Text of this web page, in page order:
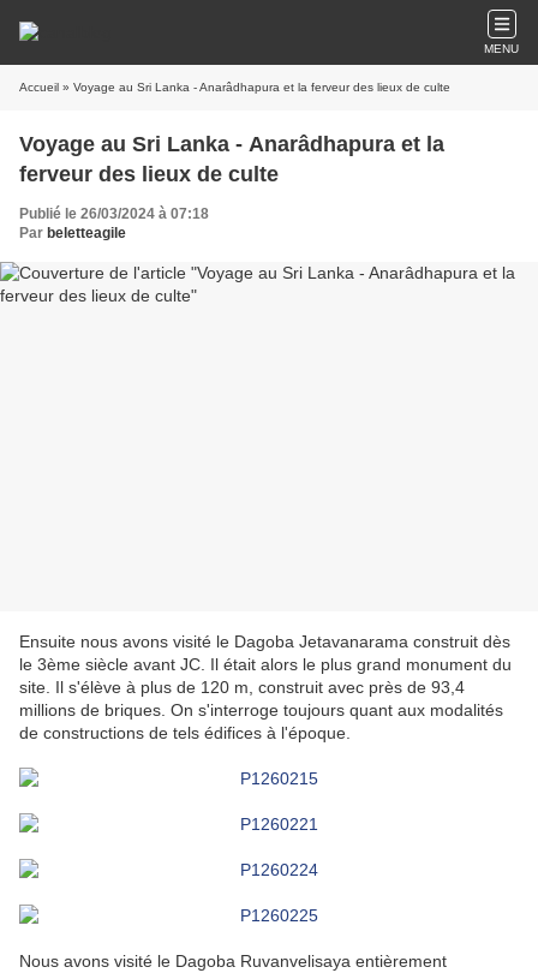
MENU
Accueil » Voyage au Sri Lanka - Anarâdhapura et la ferveur des lieux de culte
Voyage au Sri Lanka - Anarâdhapura et la
ferveur des lieux de culte
Publié le 26/03/2024 à 07:18
Par beletteagile
Ensuite nous avons visité le Dagoba Jetavanarama construit dès
le 3ème siècle avant JC. Il était alors le plus grand monument du
site. Il s'élève à plus de 120 m, construit avec près de 93,4
millions de briques. On s'interroge toujours quant aux modalités
de constructions de tels édifices à l'époque.
Nous avons visité le Dagoba Ruvanvelisaya entièrement